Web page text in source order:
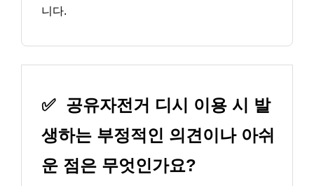
니다.
✅ 공유자전거 디시 이용 시 발
생하는 부정적인 의견이나 아쉬
운 점은 무엇인가요?